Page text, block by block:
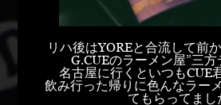
リハ後はYOREと合流して前
G.CUEのラーメン屋”三方
名古屋に行くといつもCUE
飲み行った帰りに色んなラー
てもらってまし